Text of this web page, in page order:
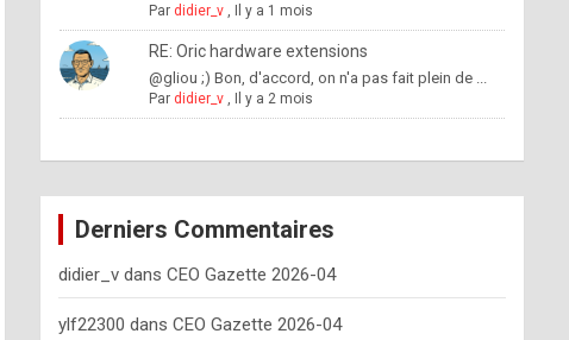
Par didier_v, Il y a 1 mois
RE: Oric hardware extensions
@gliou ;) Bon, d'accord, on n'a pas fait plein de ...
Par didier_v, Il y a 2 mois
Derniers Commentaires
didier_vdans CEO Gazette 2026-04
ylf22300 dans CEO Gazette 2026-04